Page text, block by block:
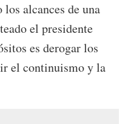
alcances de una
el presidente
es derogar los
el continuismo y la